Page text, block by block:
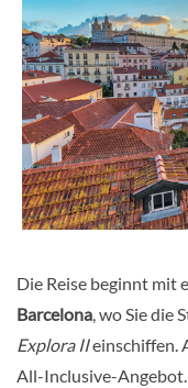
Die Reise beginnt mit
Barcelona, wo Sie die
Explora IIeinschiffen.
All-Inclusive-